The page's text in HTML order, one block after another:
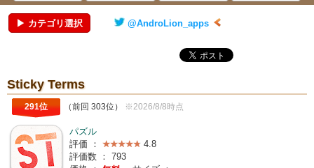
▶ カテゴリ選択 @AndroLion_apps
Sticky Terms
291位 （前回 303位） ※2026/8/8時点
パズル
評価 ：
4.8
評価数 ： 793